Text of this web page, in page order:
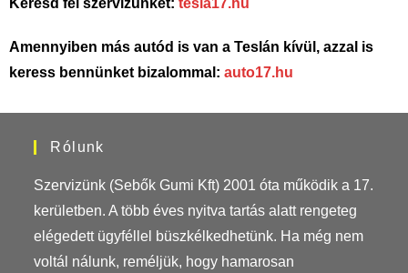
Amennyiben más autód is van a Teslán kívül, azzal is
keress bennünket bizalommal: auto17.hu
Rólunk
Szervizünk (Sebők Gumi Kft) 2001 óta működik a 17.
kerületben. A több éves nyitva tartás alatt rengeteg
elégedett ügyféllel büszkélkedhetünk. Ha még nem
voltál nálunk, reméljük, hogy hamarosan